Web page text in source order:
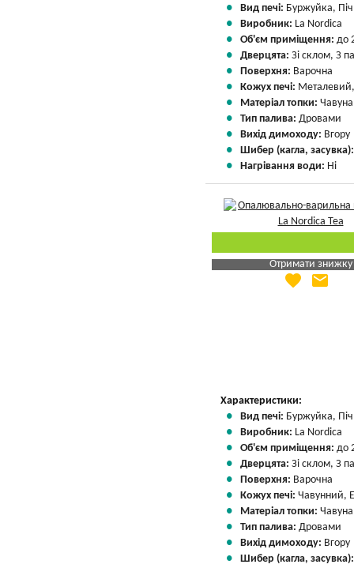
Вид печі: Буржуйка,
Виробник: La Nordica
Об'єм приміщення: до
Дверцята: Зі склом, З
Поверхня: Варочна
Кожух печі:
Матеріал топки: Чавуна
Тип палива: Дровами
Вихід димоходу: Вгору
Шибер (кагла,
Нагрівання води: Ні
Отримати знижку
Яка Ваша ціна
favorite email
Характеристики:
Вид печі: Буржуйка,
Виробник: La Nordica
Об'єм приміщення: до
Дверцята: Зі склом, З
Поверхня: Варочна
Кожух печі: Чавунний,
Матеріал топки: Чавуна
Тип палива: Дровами
Вихід димоходу: Вгору
Шибер (кагла,